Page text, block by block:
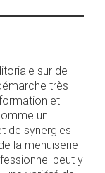
sur de
très
et
un
de synergies
la menuiserie
peut y